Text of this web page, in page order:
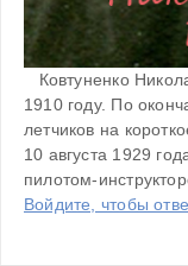
Ковтуненко
1910 году. По
летчиков на
10 августа 1929
пилотом-
Войдите, чтобы